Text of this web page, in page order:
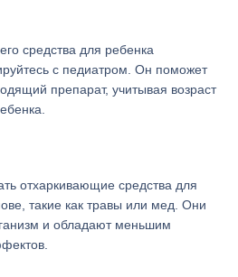
средства для ребенка
с педиатром. Он поможет
препарат, учитывая возраст
отхаркивающие средства для
такие как травы или мед. Они
и обладают меньшим